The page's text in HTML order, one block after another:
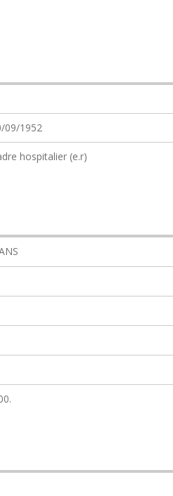
09/1952
hospitalier (e.r)